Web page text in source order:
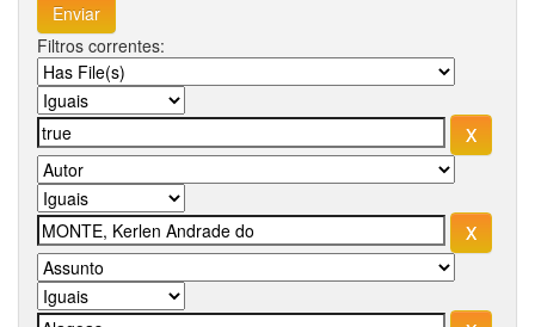
Filtros correntes: